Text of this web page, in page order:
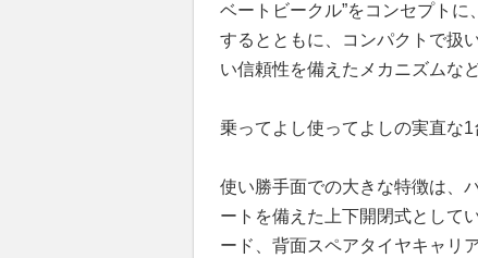
ベートビークル”をコンセプト
するとともに、コンパクトで扱
い信頼性を備えたメカニズムな
乗ってよし使ってよしの実直な1
使い勝手面での大きな特徴は、
ートを備えた上下開閉式として
ード、背面スペアタイヤキャリ